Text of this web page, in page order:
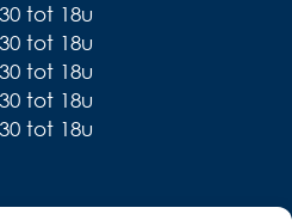
tot 18u
tot 18u
tot 18u
tot 18u
tot 18u